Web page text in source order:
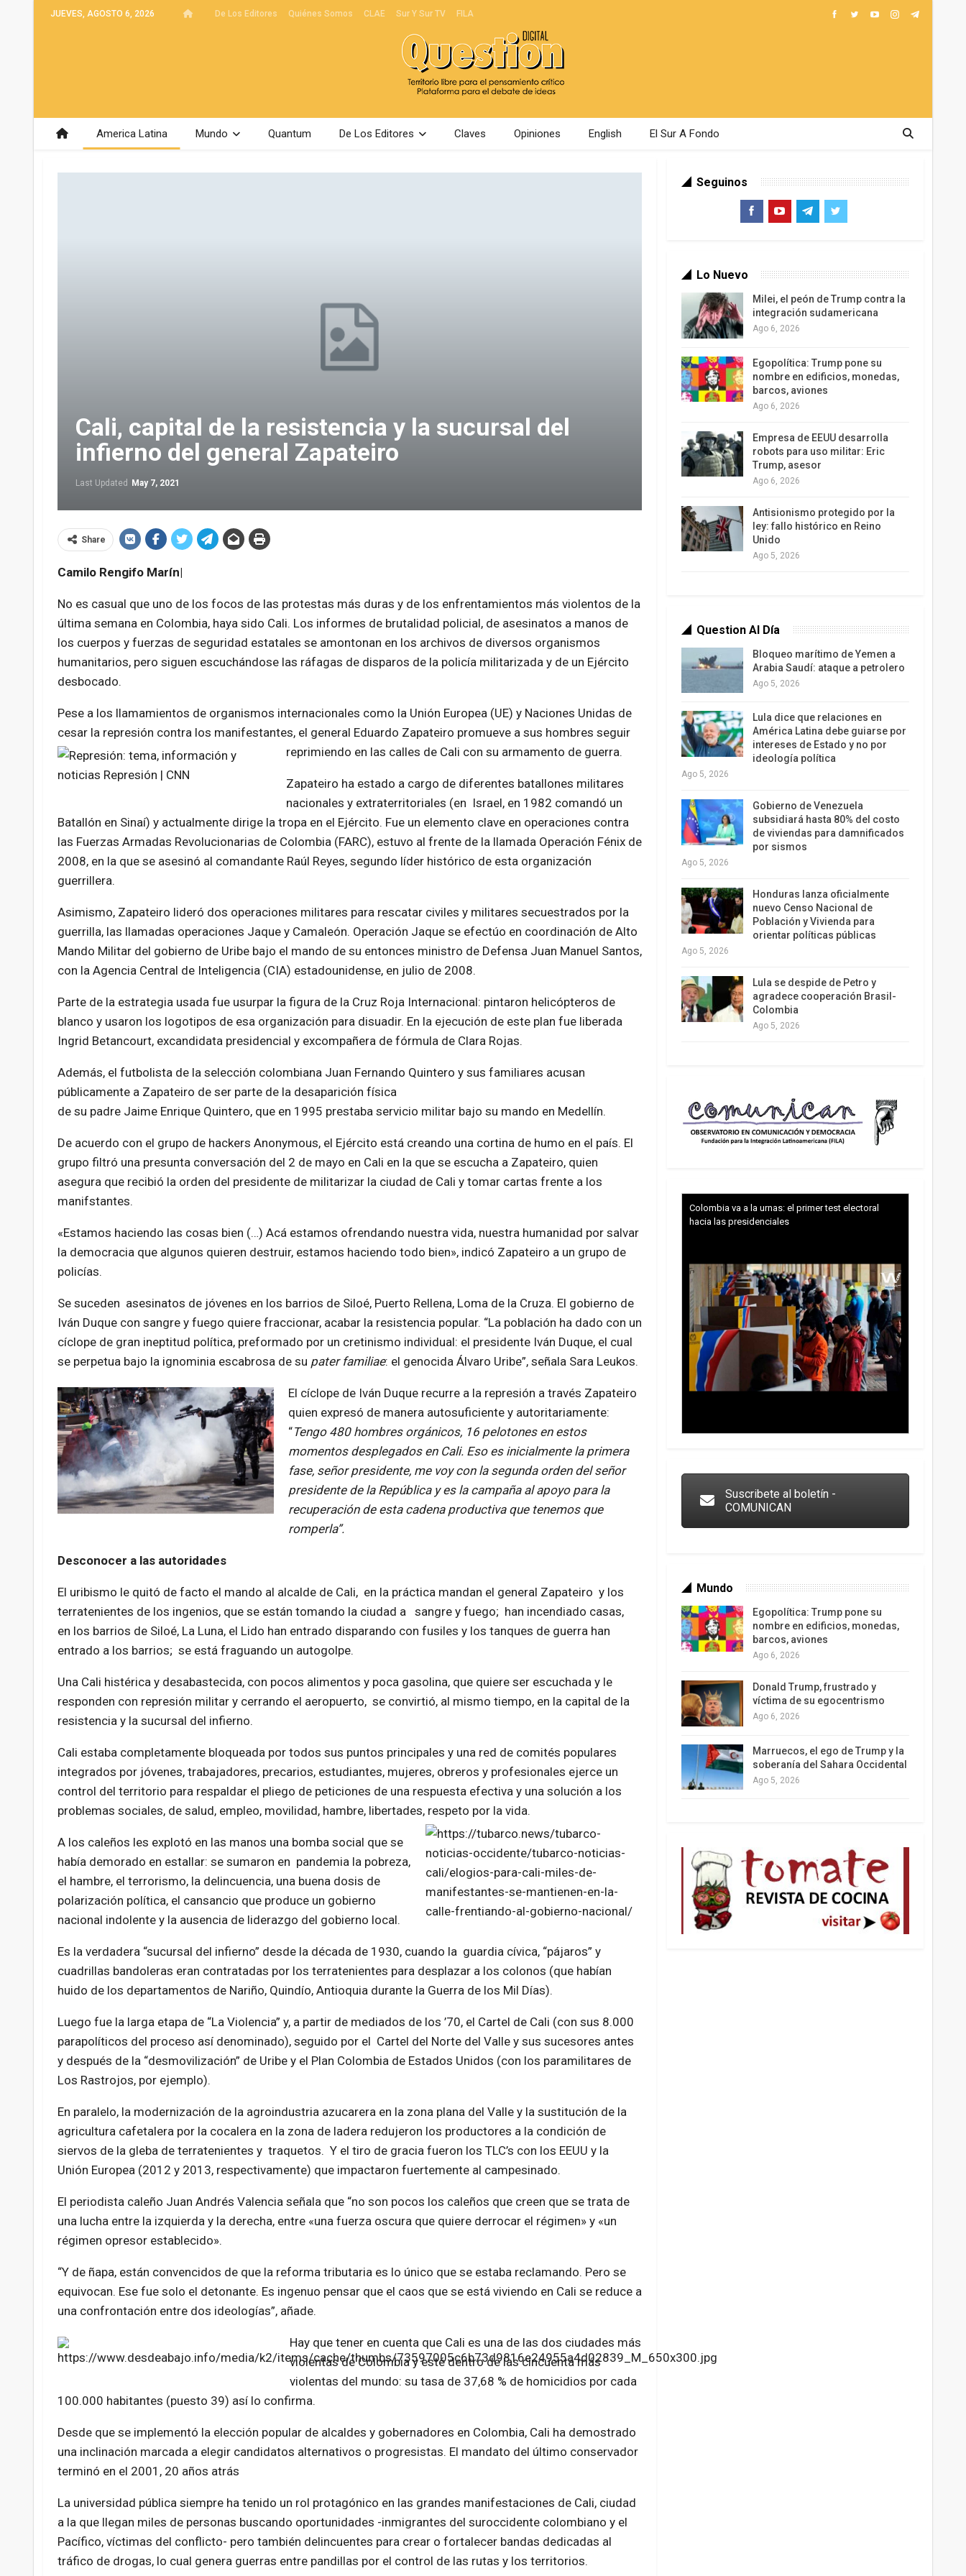
JUEVES, AGOSTO 6, 2026 De Los Editores Quiénes Somos CLAE Sur Y Sur TV FILA
America Latina Mundo Quantum De Los Editores Claves Opiniones English El Sur A Fondo
Cali, capital de la resistencia y la sucursal del
infierno del general Zapateiro
Last Updated May 7, 2021
Share
Camilo Rengifo Marín|
No es casual que uno de los focos de las protestas más duras y de los enfrentamientos más violentos de la
última semana en Colombia, haya sido Cali. Los informes de brutalidad policial, de asesinatos a manos de
los cuerpos y fuerzas de seguridad estatales se amontonan en los archivos de diversos organismos
humanitarios, pero siguen escuchándose las ráfagas de disparos de la policía militarizada y de un Ejército
desbocado.
Pese a los llamamientos de organismos internacionales como la Unión Europea (UE) y Naciones Unidas de
cesar la represión contra los manifestantes, el general Eduardo Zapateiro promueve a sus hombres seguir
reprimiendo en las calles de Cali con su armamento de guerra.
Zapateiro ha estado a cargo de diferentes batallones militares
nacionales y extraterritoriales (en Israel, en 1982 comandó un
Batallón en Sinaí) y actualmente dirige la tropa en el Ejército. Fue un elemento clave en operaciones contra
las Fuerzas Armadas Revolucionarias de Colombia (FARC), estuvo al frente de la llamada Operación Fénix de
2008, en la que se asesinó al comandante Raúl Reyes, segundo líder histórico de esta organización
guerrillera.
Asimismo, Zapateiro lideró dos operaciones militares para rescatar civiles y militares secuestrados por la
guerrilla, las llamadas operaciones Jaque y Camaleón. Operación Jaque se efectúo en coordinación de Alto
Mando Militar del gobierno de Uribe bajo el mando de su entonces ministro de Defensa Juan Manuel Santos,
con la Agencia Central de Inteligencia (CIA) estadounidense, en julio de 2008.
Parte de la estrategia usada fue usurpar la figura de la Cruz Roja Internacional: pintaron helicópteros de
blanco y usaron los logotipos de esa organización para disuadir. En la ejecución de este plan fue liberada
Ingrid Betancourt, excandidata presidencial y excompañera de fórmula de Clara Rojas.
Además, el futbolista de la selección colombiana Juan Fernando Quintero y sus familiares acusan
públicamente a Zapateiro de ser parte de la desaparición física
de su padre Jaime Enrique Quintero, que en 1995 prestaba servicio militar bajo su mando en Medellín.
De acuerdo con el grupo de hackers Anonymous, el Ejército está creando una cortina de humo en el país. El
grupo filtró una presunta conversación del 2 de mayo en Cali en la que se escucha a Zapateiro, quien
asegura que recibió la orden del presidente de militarizar la ciudad de Cali y tomar cartas frente a los
manifstantes.
«Estamos haciendo las cosas bien (…) Acá estamos ofrendando nuestra vida, nuestra humanidad por salvar
la democracia que algunos quieren destruir, estamos haciendo todo bien», indicó Zapateiro a un grupo de
policías.
Se suceden asesinatos de jóvenes en los barrios de Siloé, Puerto Rellena, Loma de la Cruza. El gobierno de
Iván Duque con sangre y fuego quiere fraccionar, acabar la resistencia popular. “La población ha dado con un
cíclope de gran ineptitud política, preformado por un cretinismo individual: el presidente Iván Duque, el cual
se perpetua bajo la ignominia escabrosa de su pater familiae: el genocida Álvaro Uribe”, señala Sara Leukos.
El cíclope de Iván Duque recurre a la represión a través Zapateiro
quien expresó de manera autosuficiente y autoritariamente:
“Tengo 480 hombres orgánicos, 16 pelotones en estos
momentos desplegados en Cali. Eso es inicialmente la primera
fase, señor presidente, me voy con la segunda orden del señor
presidente de la República y es la campaña al apoyo para la
recuperación de esta cadena productiva que tenemos que
romperla”.
Desconocer a las autoridades
El uribismo le quitó de facto el mando al alcalde de Cali, en la práctica mandan el general Zapateiro y los
terratenientes de los ingenios, que se están tomando la ciudad a sangre y fuego; han incendiado casas,
en los barrios de Siloé, La Luna, el Lido han entrado disparando con fusiles y los tanques de guerra han
entrado a los barrios; se está fraguando un autogolpe.
Una Cali histérica y desabastecida, con pocos alimentos y poca gasolina, que quiere ser escuchada y le
responden con represión militar y cerrando el aeropuerto, se convirtió, al mismo tiempo, en la capital de la
resistencia y la sucursal del infierno.
Cali estaba completamente bloqueada por todos sus puntos principales y una red de comités populares
integrados por jóvenes, trabajadores, precarios, estudiantes, mujeres, obreros y profesionales ejerce un
control del territorio para respaldar el pliego de peticiones de una respuesta efectiva y una solución a los
problemas sociales, de salud, empleo, movilidad, hambre, libertades, respeto por la vida.
A los caleños les explotó en las manos una bomba social que se
había demorado en estallar: se sumaron en pandemia la pobreza,
el hambre, el terrorismo, la delincuencia, una buena dosis de
polarización política, el cansancio que produce un gobierno
nacional indolente y la ausencia de liderazgo del gobierno local.
Es la verdadera “sucursal del infierno” desde la década de 1930, cuando la guardia cívica, “pájaros” y
cuadrillas bandoleras eran contratadas por los terratenientes para desplazar a los colonos (que habían
huido de los departamentos de Nariño, Quindío, Antioquia durante la Guerra de los Mil Días).
Luego fue la larga etapa de “La Violencia” y, a partir de mediados de los ’70, el Cartel de Cali (con sus 8.000
parapolíticos del proceso así denominado), seguido por el Cartel del Norte del Valle y sus sucesores antes
y después de la “desmovilización” de Uribe y el Plan Colombia de Estados Unidos (con los paramilitares de
Los Rastrojos, por ejemplo).
En paralelo, la modernización de la agroindustria azucarera en la zona plana del Valle y la sustitución de la
agricultura cafetalera por la cocalera en la zona de ladera redujeron los productores a la condición de
siervos de la gleba de terratenientes y traquetos. Y el tiro de gracia fueron los TLC’s con los EEUU y la
Unión Europea (2012 y 2013, respectivamente) que impactaron fuertemente al campesinado.
El periodista caleño Juan Andrés Valencia señala que “no son pocos los caleños que creen que se trata de
una lucha entre la izquierda y la derecha, entre «una fuerza oscura que quiere derrocar el régimen» y «un
régimen opresor establecido».
“Y de ñapa, están convencidos de que la reforma tributaria es lo único que se estaba reclamando. Pero se
equivocan. Ese fue solo el detonante. Es ingenuo pensar que el caos que se está viviendo en Cali se reduce a
una confrontación entre dos ideologías”, añade.
Hay que tener en cuenta que Cali es una de las dos ciudades más
violentas de Colombia y esté dentro de las cincuenta más
violentas del mundo: su tasa de 37,68 % de homicidios por cada
100.000 habitantes (puesto 39) así lo confirma.
Desde que se implementó la elección popular de alcaldes y gobernadores en Colombia, Cali ha demostrado
una inclinación marcada a elegir candidatos alternativos o progresistas. El mandato del último conservador
terminó en el 2001, 20 años atrás
La universidad pública siempre ha tenido un rol protagónico en las grandes manifestaciones de Cali, ciudad
a la que llegan miles de personas buscando oportunidades -inmigrantes del suroccidente colombiano y el
Pacífico, víctimas del conflicto- pero también delincuentes para crear o fortalecer bandas dedicadas al
tráfico de drogas, lo cual genera guerras entre pandillas por el control de las rutas y los territorios.
Seguinos
Lo Nuevo
Milei, el peón de Trump contra la
integración sudamericana
Ago 6, 2026
Egopolítica: Trump pone su
nombre en edificios, monedas,
barcos, aviones
Ago 6, 2026
Empresa de EEUU desarrolla
robots para uso militar: Eric
Trump, asesor
Ago 6, 2026
Antisionismo protegido por la
ley: fallo histórico en Reino
Unido
Ago 5, 2026
Question Al Día
Bloqueo marítimo de Yemen a
Arabia Saudí: ataque a petrolero
Ago 5, 2026
Lula dice que relaciones en
América Latina debe guiarse por
intereses de Estado y no por
ideología política
Ago 5, 2026
Gobierno de Venezuela
subsidiará hasta 80% del costo
de viviendas para damnificados
por sismos
Ago 5, 2026
Honduras lanza oficialmente
nuevo Censo Nacional de
Población y Vivienda para
orientar políticas públicas
Ago 5, 2026
Lula se despide de Petro y
agradece cooperación Brasil-
Colombia
Ago 5, 2026
Colombia va a la urnas: el primer test electoral
hacia las presidenciales
Suscribete al boletín -
COMUNICAN
Mundo
Egopolítica: Trump pone su
nombre en edificios, monedas,
barcos, aviones
Ago 6, 2026
Donald Trump, frustrado y
víctima de su egocentrismo
Ago 6, 2026
Marruecos, el ego de Trump y la
soberanía del Sahara Occidental
Ago 5, 2026